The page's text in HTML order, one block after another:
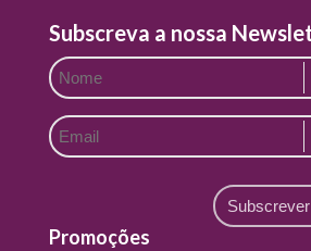
Subscreva a nossa
Subscrever
Promoções